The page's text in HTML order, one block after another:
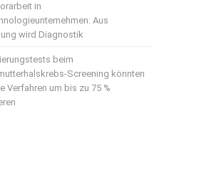
in
Aus
wird Diagnostik
beim
Screening könnten
Verfahren um bis zu 75 %